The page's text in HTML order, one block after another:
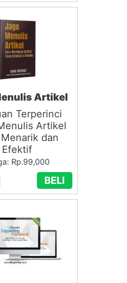
Artikel
Terperinci
Artikel
dan
Efektif
Rp.99,000
BELI